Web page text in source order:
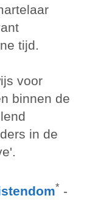
tijd.
voor
binnen de
in de
* -